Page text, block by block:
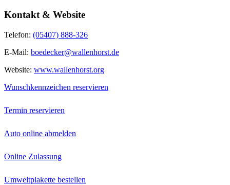
Kontakt & Website
Telefon: (05407) 888-326
E-Mail: boedecker@wallenhorst.de
Website: www.wallenhorst.org
Wunschkennzeichen reservieren
Termin reservieren
Auto online abmelden
Online Zulassung
Umweltplakette bestellen